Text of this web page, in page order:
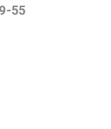
55